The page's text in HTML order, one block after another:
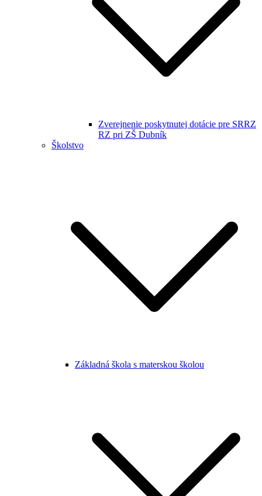
Zverejnenie poskytnutej dotácie pre SRRZ
RZ pri ZŠ Dubník
Školstvo
Základná škola s materskou školou